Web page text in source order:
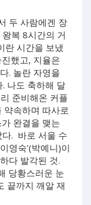
두 사람에겐 장
복 8시간의 거
란 시간을 보냈
했고, 지율은
. 놀란 자영을
나도 축하해 달
준비해온 커플
약속하며 따사로
완결을 맺는
. 바로 서울 수
영숙’(박예니)이
다 발각된 것.
당황스러운 눈
끝까지 깨알 재